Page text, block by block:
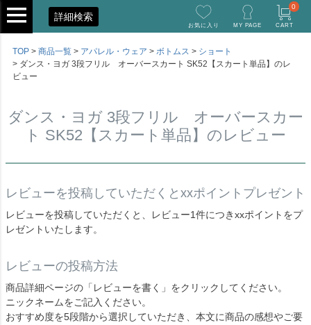
詳細検索
お気に入り MY PAGE CART
0
TOP 商品一覧 アパレル・ウェア ボトムス
ショート
ダンス・ヨガ 3段フリル オーバースカート SK52【スカート単品】のレ
ビュー
ダンス・ヨガ 3段フリル オーバースカー
ト SK52【スカート単品】のレビュー
レビューを投稿していただくとxxポイントプレゼント
レビューを投稿していただくと、レビュー1件につきxxポイントをプ
レゼントいたします。
レビューの投稿方法
商品詳細ページの「レビューを書く」をクリックしてください。
ニックネームをご記入ください。
おすすめ度を5段階から選択していただき、本文に商品の感想やご要